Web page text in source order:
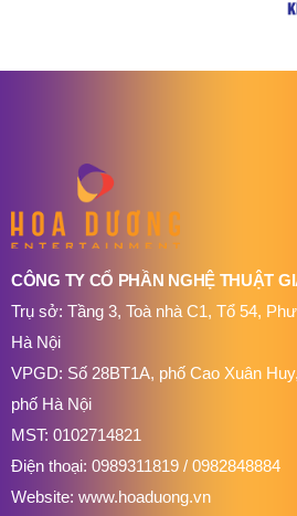
CÔNG TY CỔ PHẦN NGHỆ THUẬT
Trụ sở: Tầng 3, Toà nhà C1, Tổ 54,
Hà Nội
VPGD: Số 28BT1A, phố Cao Xuân
phố Hà Nội
MST: 0102714821
Điện thoại: 0989311819 / 0982848884
Website: www.hoaduong.vn